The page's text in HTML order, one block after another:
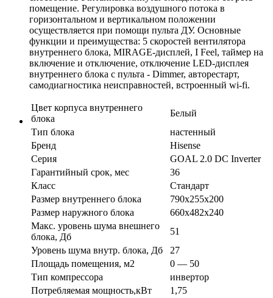
помещение. Регулировка воздушного потока в
горизонтальном и вертикальном положении
осуществляется при помощи пульта ДУ. Основные
функции и преимущества: 5 скоростей вентилятора
внутреннего блока, MIRAGE-дисплей, I Feel, таймер на
включение и отключение, отключение LED-дисплея
внутреннего блока с пульта - Dimmer, авторестарт,
самодиагностика неисправностей, встроенный wi-fi.
Цвет корпуса внутреннего
блока
Белый
Тип блока
настенный
Бренд
Hisense
Серия
GOAL 2.0 DC Inverter
Гарантийный срок, мес
36
Класс
Стандарт
Размер внутреннего блока
790х255х200
Размер наружного блока
660х482х240
Макс. уровень шума внешнего
блока, Дб
51
Уровень шума внутр. блока, Дб
27
Площадь помещения, м2
0 — 50
Тип компрессора
инвертор
Потребляемая мощность,кВт
1,75